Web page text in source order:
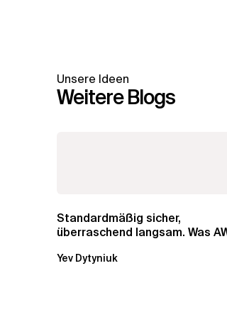
Unsere Ideen
Weitere Blogs
Standardmäßig sicher,
überraschend langsam. Was
Yev Dytyniuk